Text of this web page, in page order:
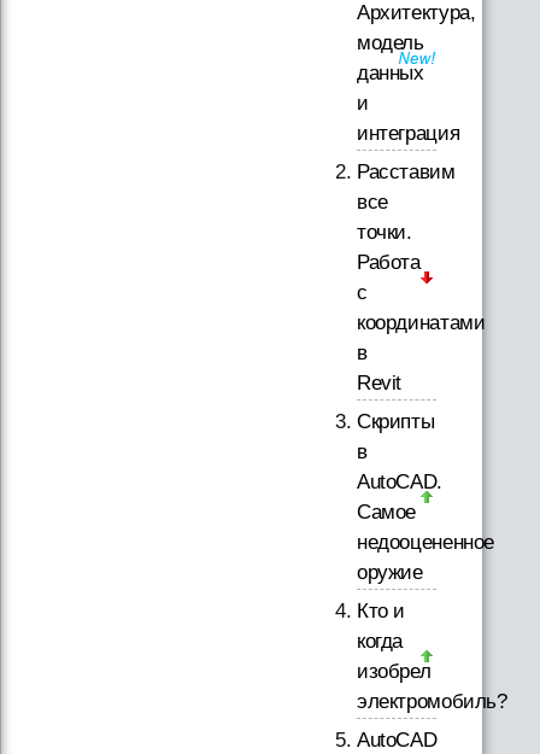
Архитектура,
модель
данных
и
интеграция
Расставим
все
точки.
Работа
с
координатами
в
Revit
Скрипты
в
AutoCAD.
Самое
недооцененное
оружие
Кто и
когда
изобрел
электромобиль?
AutoCAD